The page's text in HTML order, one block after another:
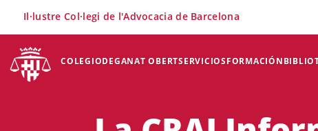
COLEGIODEGANAT OBERTSERVICIOSFORMACIÓN
Il·lustre Col·legi de l'Advocacia de Barcelona